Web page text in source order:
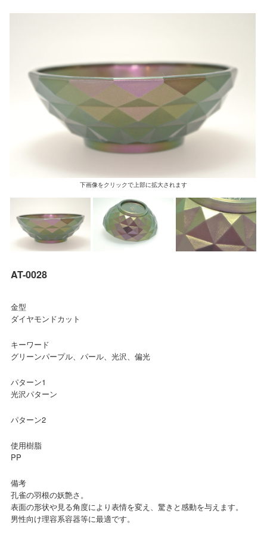
下画像をクリックで上部に拡大されます
AT-0028
金型
ダイヤモンドカット
キーワード
グリーンパープル、パール、光沢、偏光
パターン1
光沢パターン
パターン2
使用樹脂
PP
備考
孔雀の羽根の妖艶さ。
表面の形状や見る角度により表情を変え、驚きと感動を与えます。
男性向け理容系容器等に最適です。